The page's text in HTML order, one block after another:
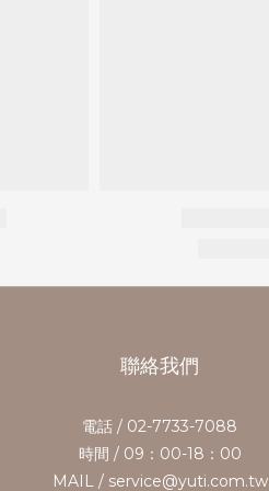
聯絡我們
電話 / 02-7733-7088
時間 / 09：00-18：00
MAIL / service@yuti.com.tw